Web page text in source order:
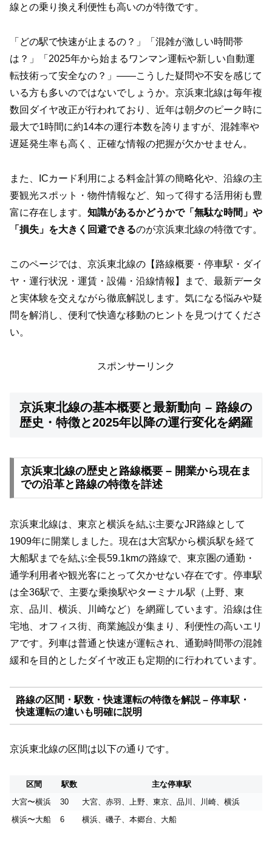
線との乗り換え利便性も高いのが特徴です。
「どの駅で快速が止まるの？」「混雑が激しい時間帯
は？」「2025年から始まるワンマン運転や新しい自動運
転技術って安全なの？」――こうした疑問や不安を感じて
いる方も多いのではないでしょうか。京浜東北線は毎年複
数回ダイヤ改正が行われており、近年は朝夕のピーク時に
最大で1時間に約14本の運行本数を誇りますが、混雑率や
遅延発生率も高く、正確な情報の把握が欠かせません。
また、ICカード利用による料金計算の簡略化や、沿線の主
要観光スポット・物件情報など、知って得する活用術も豊
富に存在します。 知識があるかどうかで「無駄な時間」や
「損失」を大きく回避できるのが京浜東北線の特徴です。
このページでは、京浜東北線の【路線概要・停車駅・ダイ
ヤ・運行状況・運賃・設備・沿線情報】まで、最新データ
と実体験を交えながら徹底解説します。気になる悩みや疑
問を解消し、便利で快適な移動のヒントを見つけてくださ
い。
スポンサーリンク
京浜東北線の基本概要と最新動向 – 路線の
歴史・特徴と2025年以降の運行変化を網羅
京浜東北線の歴史と路線概要 – 開業から現在ま
での沿革と路線の特徴を詳述
京浜東北線は、東京と横浜を結ぶ主要なJR路線として
1909年に開業しました。現在は大宮駅から横浜駅を経て
大船駅までを結ぶ全長59.1kmの路線で、東京圏の通勤・
通学利用者や観光客にとって欠かせない存在です。停車駅
は全36駅で、主要な乗換駅やターミナル駅（上野、東
京、品川、横浜、川崎など）を網羅しています。沿線は住
宅地、オフィス街、商業施設が集まり、利便性の高いエリ
アです。列車は普通と快速が運転され、通勤時間帯の混雑
緩和を目的としたダイヤ改正も定期的に行われています。
路線の区間・駅数・快速運転の特徴を解説 – 停車駅・
快速運転の違いも明確に説明
京浜東北線の区間は以下の通りです。
区間 駅数
主な停車駅
大宮〜横浜
30
大宮、赤羽、上野、東京、品川、川崎、横浜
横浜〜大船
6 横浜、磯子、本郷台、大船